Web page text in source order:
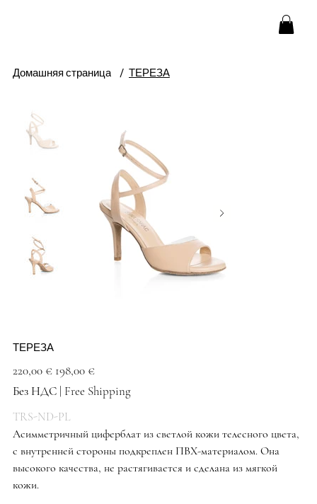
Домашняя страница / ТЕРЕЗА
ТЕРЕЗА
Первоначальная
цена
220,00 € Спеццена
198,00 €
Без НДС | Free Shipping
TRS-ND-PL
Асимметричный циферблат из светлой кожи телесного цвета,
с внутренней стороны подкреплен ПВХ-материалом. Она
высокого качества, не растягивается и сделана из мягкой
кожи.